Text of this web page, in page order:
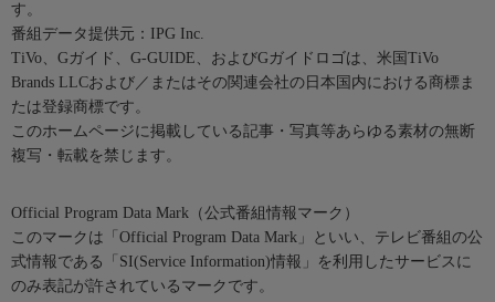
す。
番組データ提供元：IPG Inc.
TiVo、Gガイド、G-GUIDE、およびGガイドロゴは、米国TiVo
Brands LLCおよび／またはその関連会社の日本国内における商標ま
たは登録商標です。
このホームページに掲載している記事・写真等あらゆる素材の無断
複写・転載を禁じます。
Official Program Data Mark（公式番組情報マーク）
このマークは「Official Program Data Mark」といい、テレビ番組の公
式情報である「SI(Service Information)情報」を利用したサービスに
のみ表記が許されているマークです。